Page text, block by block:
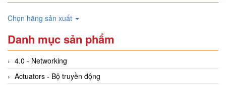
Chọn hãng sản xuất
Danh mục sản phẩm
4.0 - Networking
Actuators - Bộ truyền động